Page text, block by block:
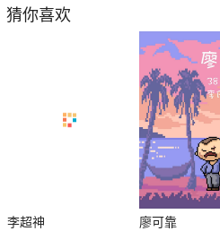
猜你喜欢
李超神 廖可靠